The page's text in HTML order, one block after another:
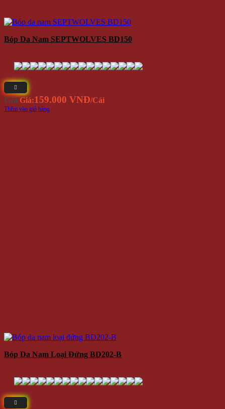
Bóp Da Nam SEPTWOLVES BD150
Giá Giá:159.000 VNĐ/Cái
Thêm vào giỏ hàng
Bóp Da Nam Loại Đứng BD202-B